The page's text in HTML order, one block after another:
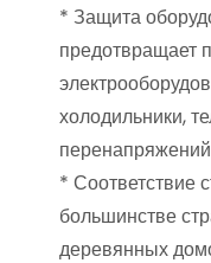
* Защита
предотвращает
холодильники,
перенапряжений
* Соответствие
большинстве
деревянных